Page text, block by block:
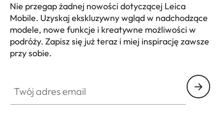
Nie przegap żadnej nowości dotyczącej Leica
Mobile. Uzyskaj ekskluzywny wgląd w nadchodzące
modele, nowe funkcje i kreatywne możliwości w
podróży. Zapisz się już teraz i miej inspirację zawsze
przy sobie.